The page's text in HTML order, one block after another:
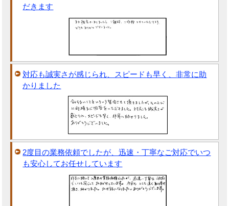
だきます
対応も誠実さが感じられ、スピードも早く、非常に助
かりました
2度目の業務依頼でしたが、迅速・丁寧なご対応でいつ
も安心してお任せしています